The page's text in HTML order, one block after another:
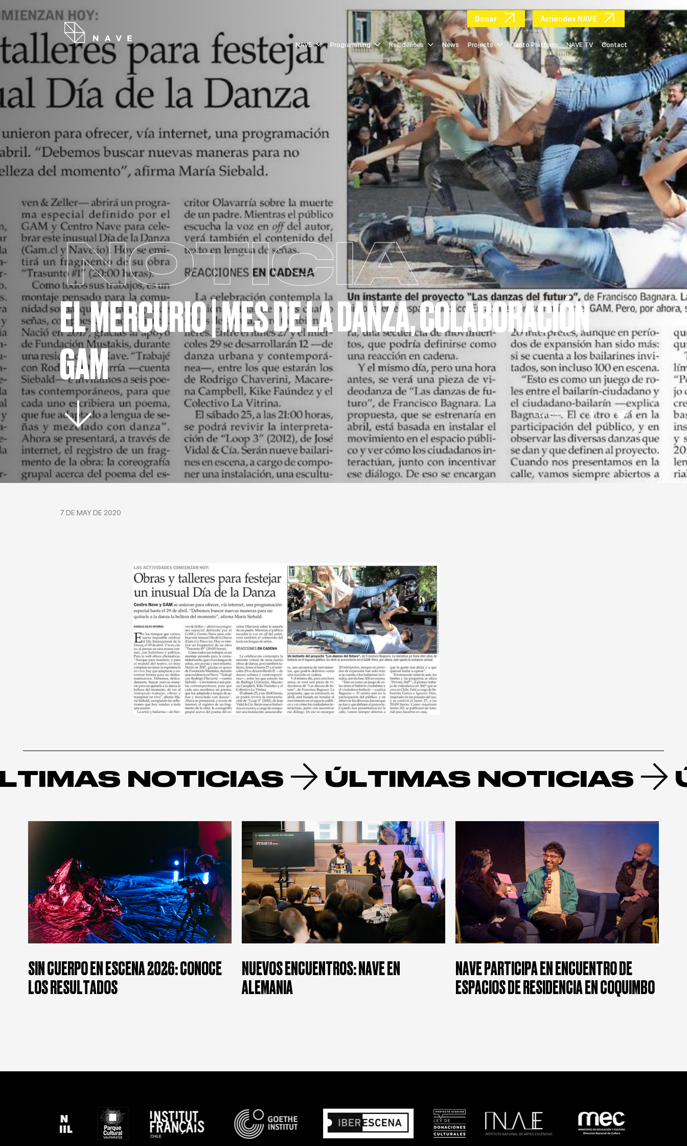
Donar Arriendos NAVE
NAVE Programming Residences News Projects Tacto Platform NAVE TV Contact
NOTICIA
EL MERCURIO | MES DE LA DANZA, COLABORACIÓN
GAM
Compartir
7 DE MAY DE 2020
NOTICIAS ÚLTIMAS NOTICIAS
SIN CUERPO EN ESCENA 2026: CONOCE
LOS RESULTADOS
NUEVOS ENCUENTROS: NAVE EN
ALEMANIA
NAVE PARTICIPA EN ENCUENTRO DE
ESPACIOS DE RESIDENCIA EN COQUIMBO